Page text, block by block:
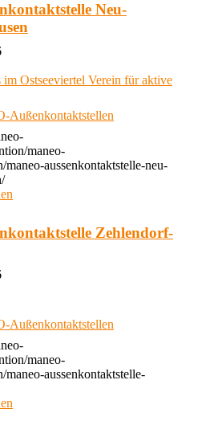
Neu-
im Ostseeviertel Verein für aktive
Außenkontaktstellen
maneo-
maneo-aussenkontaktstelle-neu-
Zehlendorf-
Außenkontaktstellen
maneo-
maneo-aussenkontaktstelle-